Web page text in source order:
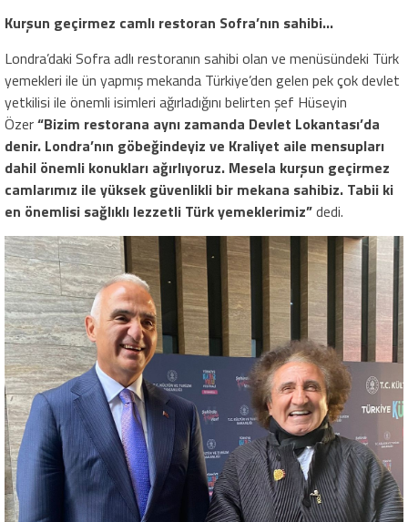
Kurşun geçirmez camlı restoran Sofra’nın sahibi…
Londra’daki Sofra adlı restoranın sahibi olan ve menüsündeki Türk
yemekleri ile ün yapmış mekanda Türkiye’den gelen pek çok devlet
yetkilisi ile önemli isimleri ağırladığını belirten şef Hüseyin
Özer“Bizim restorana aynı zamanda Devlet Lokantası’da
denir. Londra’nın göbeğindeyiz ve Kraliyet aile mensupları
dahil önemli konukları ağırlıyoruz. Mesela kurşun geçirmez
camlarımız ile yüksek güvenlikli bir mekana sahibiz. Tabii ki
en önemlisi sağlıklı lezzetli Türk yemeklerimiz”dedi.